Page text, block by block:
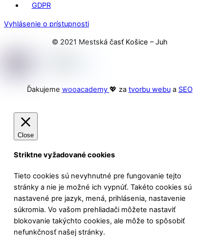
GDPR
Vyhlásenie o prístupnosti
© 2021 Mestská časť Košice – Juh
Ďakujeme wooacademy 💖 za tvorbu webua SEO
Close
Striktne vyžadované cookies
Tieto cookies sú nevyhnutné pre fungovanie tejto
stránky a nie je možné ich vypnúť. Takéto cookies sú
nastavené pre jazyk, mená, prihlásenia, nastavenie
súkromia. Vo vašom prehliadači môžete nastaviť
blokovanie takýchto cookies, ale môže to spôsobiť
nefunkčnosť našej stránky.